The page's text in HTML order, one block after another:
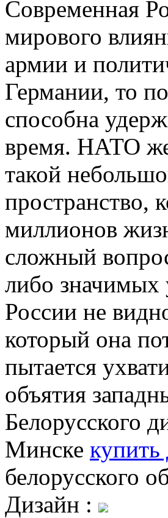
Современная
мирового
армии и
Германии, то
способна
время. НАТО же
такой
пространство,
миллионов
сложный
либо значимых
России не
который она
пытается
объятия
Белорусского
Минске
белорусского
Дизайн :